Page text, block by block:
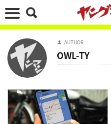
AUTHOR
OWL-TY